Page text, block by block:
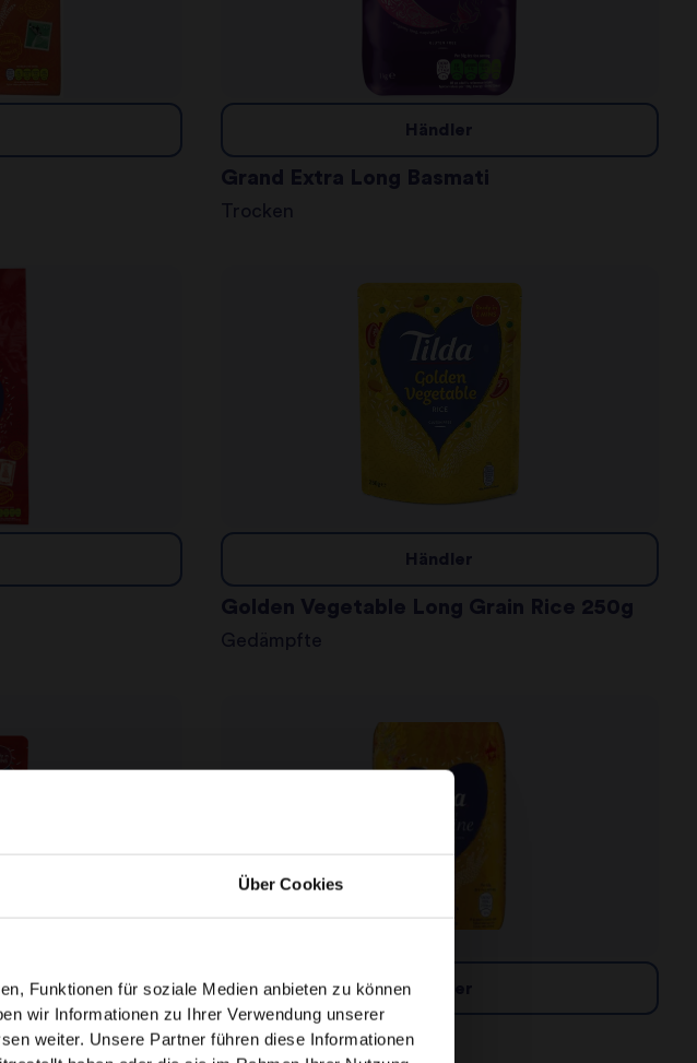
Über Cookies
Funktionen für soziale Medien anbieten zu können
wir Informationen zu Ihrer Verwendung unserer
weiter. Unsere Partner führen diese Informationen
Händler
Grand Extra Long Basmati
Trocken
Händler
Golden Vegetable Long Grain Rice 250g
Gedämpfte
Händler
Jasmine Rice